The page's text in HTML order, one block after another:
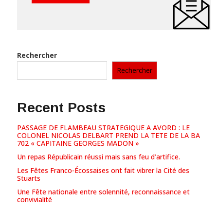
Rechercher
Rechercher
Recent Posts
PASSAGE DE FLAMBEAU STRATEGIQUE A AVORD : LE
COLONEL NICOLAS DELBART PREND LA TETE DE LA BA
702 « CAPITAINE GEORGES MADON »
Un repas Républicain réussi mais sans feu d’artifice.
Les Fêtes Franco-Écossaises ont fait vibrer la Cité des
Stuarts
Une Fête nationale entre solennité, reconnaissance et
convivialité